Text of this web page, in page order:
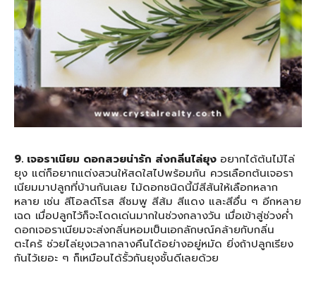
9. เจอราเนียม ดอกสวยน่ารัก ส่งกลิ่นไล่ยุง อยากได้ต้นไม้ไล่
ยุง แต่ก็อยากแต่งสวนให้สดใสไปพร้อมกัน ควรเลือกต้นเจอรา
เนียมมาปลูกที่บ้านกันเลย ไม้ดอกชนิดนี้มีสีสันให้เลือกหลาก
หลาย เช่น สีโอลด์โรส สีชมพู สีส้ม สีแดง และสีอื่น ๆ อีกหลาย
เฉด เมื่อปลูกไว้ก็จะโดดเด่นมากในช่วงกลางวัน เมื่อเข้าสู่ช่วงค่ำ
ดอกเจอราเนียมจะส่งกลิ่นหอมเป็นเอกลักษณ์คล้ายกับกลิ่น
ตะไคร้ ช่วยไล่ยุงเวลากลางคืนได้อย่างอยู่หมัด ยิ่งถ้าปลูกเรียง
กันไว้เยอะ ๆ ก็เหมือนได้รั้วกันยุงชั้นดีเลยด้วย